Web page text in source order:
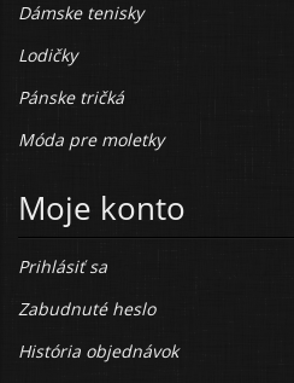
Dámske tenisky
Lodičky
Pánske tričká
Móda pre moletky
Moje konto
Prihlásiť sa
Zabudnuté heslo
História objednávok